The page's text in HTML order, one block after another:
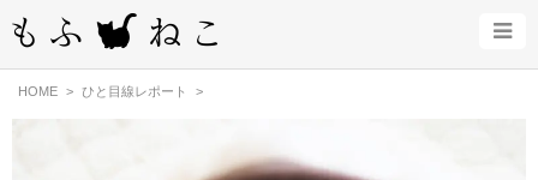
HOME ひと目線レポート